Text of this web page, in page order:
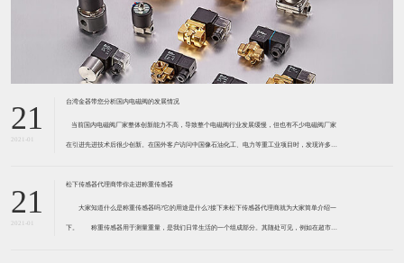
21
2021-01
台湾金器带您分析国内电磁阀的发展情况
​ 当前国内电磁阀厂家整体创新能力不高，导致整个电磁阀行业发展缓慢，但也有不少电磁阀厂家
在引进先进技术后很少创新。在国外客户访问中国像石油化工、电力等重工业项目时，发现许多项
21
2021-01
松下传感器代理商带你走进称重传感器
大家知道什么是称重传感器吗?它的用途是什么?接下来松下传感器代理商就为大家简单介绍一
下。 称重传感器用于测量重量，是我们日常生活的一个组成部分。其随处可见，例如在超市柜